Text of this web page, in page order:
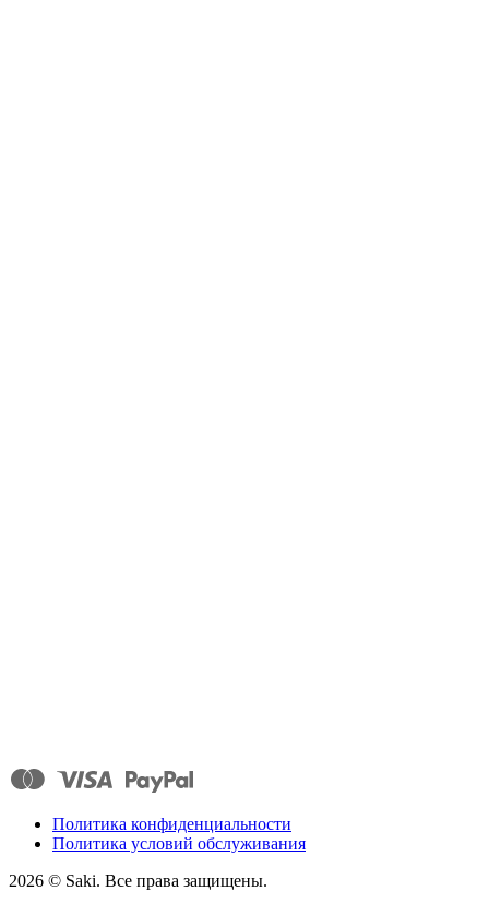
Политика конфиденциальности
Политика условий обслуживания
2026 © Saki. Все права защищены.